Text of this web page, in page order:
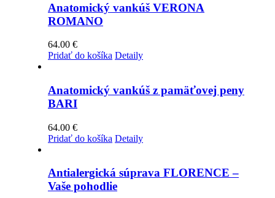
Anatomický vankúš VERONA
ROMANO
64.00 €
Pridať do košíka Detaily
Anatomický vankúš z pamäťovej peny
BARI
64.00 €
Pridať do košíka Detaily
Antialergická súprava FLORENCE –
Vaše pohodlie